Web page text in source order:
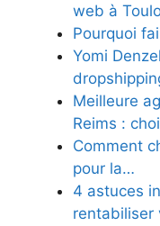
web à
Pourquoi
Yomi
Meilleure
Reims :
Comment
pour la…
4 astuces
rentabiliser